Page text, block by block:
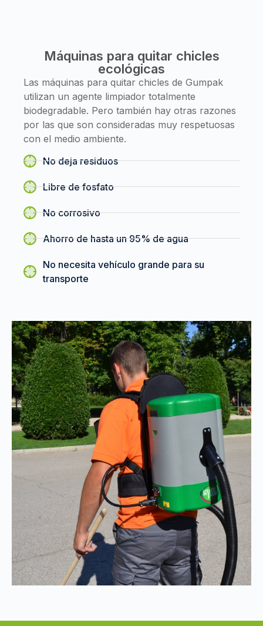
Máquinas para quitar chicles
ecológicas
Las máquinas para quitar chicles de Gumpak
utilizan un agente limpiador totalmente
biodegradable. Pero también hay otras razones
por las que son consideradas muy respetuosas
con el medio ambiente.
No deja residuos
Libre de fosfato
No corrosivo
Ahorro de hasta un 95% de agua
No necesita vehículo grande para su
transporte